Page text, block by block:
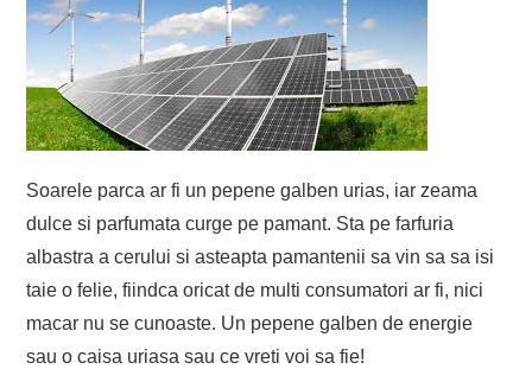
Soarele parca ar fi un pepene galben urias, iar zeama
dulce si parfumata curge pe pamant. Sta pe farfuria
albastra a cerului si asteapta pamantenii sa vin sa sa isi
taie o felie, fiindca oricat de multi consumatori ar fi, nici
macar nu se cunoaste. Un pepene galben de energie
sau o caisa uriasa sau ce vreti voi sa fie!